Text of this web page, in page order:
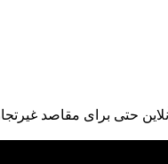
حتی برای مقاصد